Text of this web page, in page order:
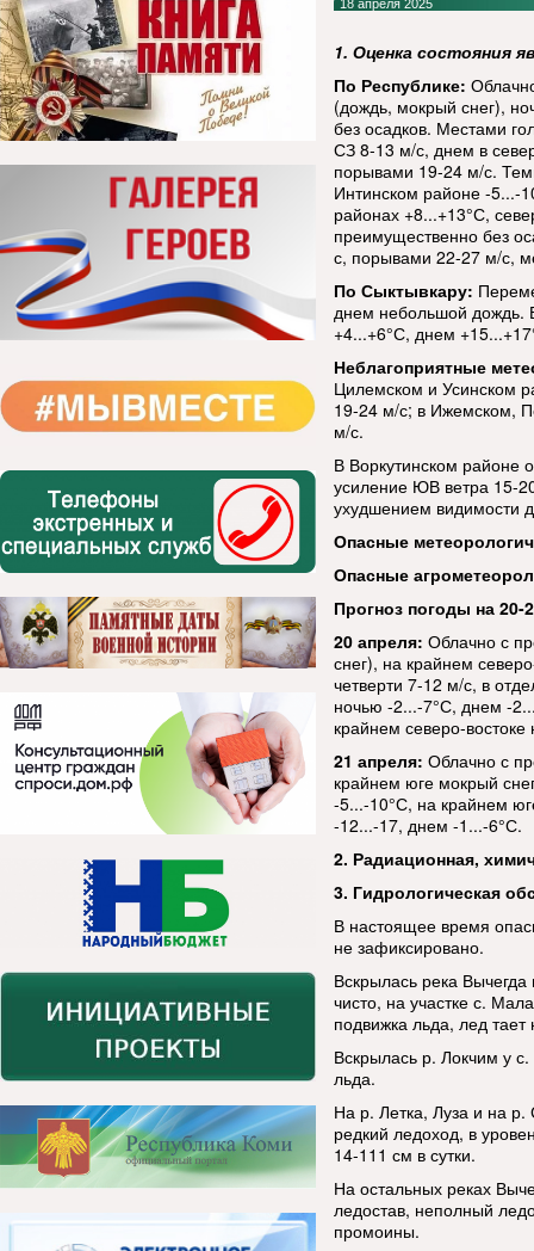
18 апреля 2025
1. Оценка состояния
По Республике:
(дождь, мокрый снег),
без осадков. Местами
СЗ 8-13 м/с, днем в
порывами 19-24 м/с.
Интинском районе -5...-
районах +8...+13°С,
преимущественно без
с, порывами 22-27 м/с,
По Сыктывкару:
днем небольшой дождь.
+4...+6°С, днем
Неблагоприятные
Цилемском и Усинском
19-24 м/с; в Ижемском,
м/с.
В Воркутинском районе
усиление ЮВ ветра 15-
ухудшением видимости
Опасные
Опасные
Прогноз погоды на 20-
20 апреля: Облачно с
снег), на крайнем
четверти 7-12 м/с, в
ночью -2...-7°С, днем -
крайнем северо-
21 апреля: Облачно с
крайнем юге мокрый
-5...-10°С, на крайнем
-12...-17, днем -1...-6°С.
2. Радиационная,
3. Гидрологическая
В настоящее время
не зафиксировано.
Вскрылась река
чисто, на участке с.
подвижка льда, лед тает
Вскрылась р. Локчим у
льда.
На р. Летка, Луза и на р.
редкий ледоход, в
14-111 см в сутки.
На остальных реках
ледостав, неполный
промоины.